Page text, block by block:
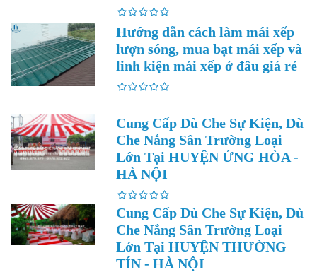
Hướng dẫn cách làm mái xếp
lượn sóng, mua bạt mái xếp và
linh kiện mái xếp ở đâu giá rẻ
Cung Cấp Dù Che Sự Kiện, Dù
Che Nắng Sân Trường Loại
Lớn Tại HUYỆN ỨNG HÒA -
HÀ NỘI
Cung Cấp Dù Che Sự Kiện, Dù
Che Nắng Sân Trường Loại
Lớn Tại HUYỆN THƯỜNG
TÍN - HÀ NỘI